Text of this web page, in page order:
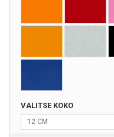
VALITSE KOKO
12 CM